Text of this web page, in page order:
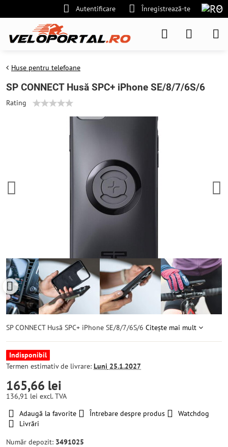
Autentificare Înregistrează-te
Huse pentru telefoane
SP CONNECT Husă SPC+ iPhone SE/8/7/6S/6
Rating
SP CONNECT Husă SPC+ iPhone SE/8/7/6S/6 Citește mai mult
Indisponibil
Termen estimativ de livrare: Luni 25.1.2027
165,66 lei
136,91 lei excl. TVA
Adaugă la favorite
Întrebare despre produs
Watchdog
Livrări
Număr depozit: 3491025